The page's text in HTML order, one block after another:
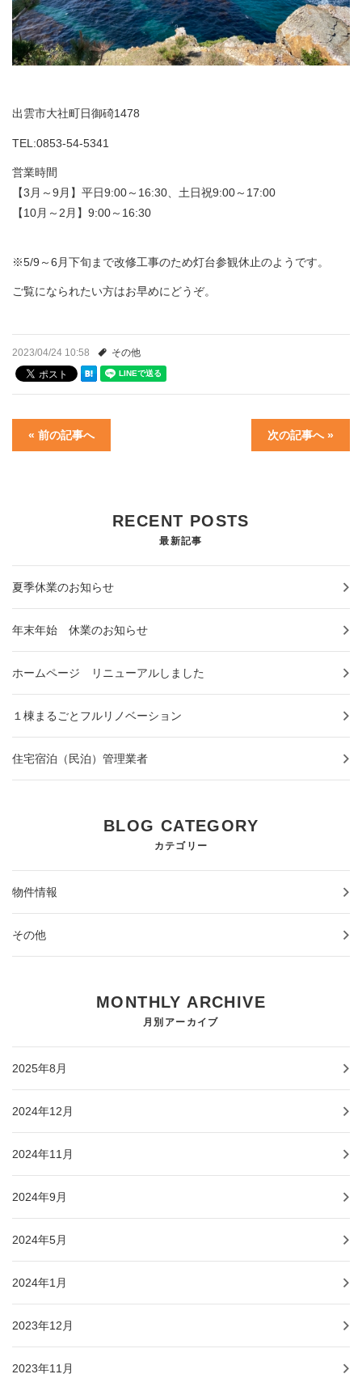
出雲市大社町日御碕1478
TEL:0853-54-5341
営業時間
【3月～9月】平日9:00～16:30、土日祝9:00～17:00
【10月～2月】9:00～16:30
※5/9～6月下旬まで改修工事のため灯台参観休止のようです。
ご覧になられたい方はお早めにどうぞ。
2023/04/24 10:58 その他
« 前の記事へ 次の記事へ »
RECENT POSTS
最新記事
夏季休業のお知らせ
年末年始 休業のお知らせ
ホームページ リニューアルしました
１棟まるごとフルリノベーション
住宅宿泊（民泊）管理業者
BLOG CATEGORY
カテゴリー
物件情報
その他
MONTHLY ARCHIVE
月別アーカイブ
2025年8月
2024年12月
2024年11月
2024年9月
2024年5月
2024年1月
2023年12月
2023年11月